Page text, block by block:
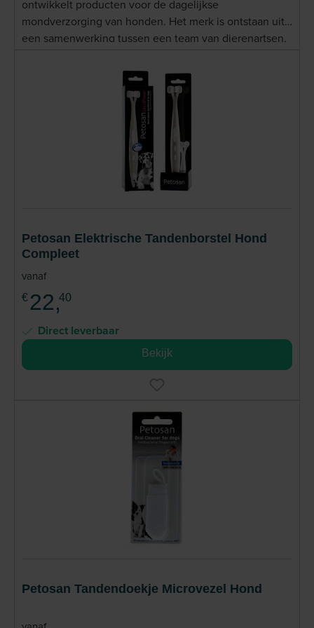
ontwikkelt producten voor de dagelijkse
mondverzorging van honden. Het merk is ontstaan uit
een samenwerking tussen een team van dierenartsen,
met als doel praktische oplossingen te bieden voor
een goede gebitsverzorging bij huisdieren. Het
assortiment bestaat uit tandenborstels, tandpasta's en
aanvullende mondverzorgingsproducten die zijn
ontwikkeld om eigenaren te ondersteunen bij de
dagelijkse gebitsverzorging van hun hond. Lees meer
Petosan Elektrische Tandenborstel Hond
Compleet
vanaf
€ 22,40
Direct leverbaar
Bekijk
Petosan Tandendoekje Microvezel Hond